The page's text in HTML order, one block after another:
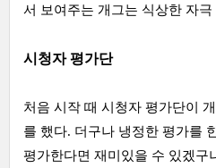
서 보여주는 개그는 식상한 자극
시청자 평가단
처음 시작 때 시청자 평가단이
를 했다. 더구나 냉정한 평가를
평가한다면 재미있을 수 있겠구